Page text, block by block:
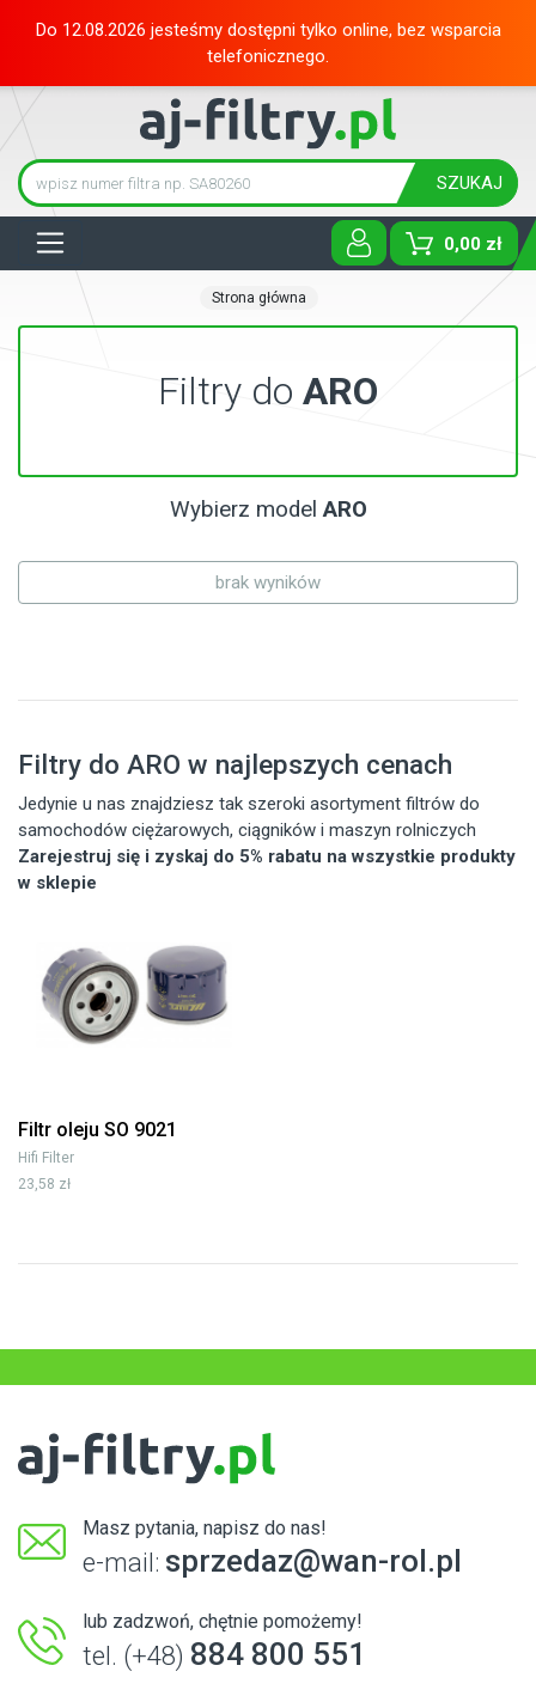
Do 12.08.2026 jesteśmy dostępni tylko online, bez wsparcia
telefonicznego.
SZUKAJ
0,00 zł
Strona główna
Filtry do ARO
Wybierz modelARO
brak wyników
Filtry do ARO w najlepszych cenach
Jedynie u nas znajdziesz tak szeroki asortyment filtrów do
samochodów ciężarowych, ciągników i maszyn rolniczych
Zarejestruj się i zyskaj do 5% rabatu na wszystkie produkty
w sklepie
Filtr oleju SO 9021
Hifi Filter
23,58 zł
Masz pytania, napisz do nas!
e-mail: sprzedaz@wan-rol.pl
lub zadzwoń, chętnie pomożemy!
tel. (+48) 884 800 551